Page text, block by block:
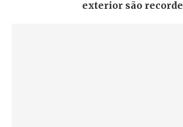
exterior são recorde